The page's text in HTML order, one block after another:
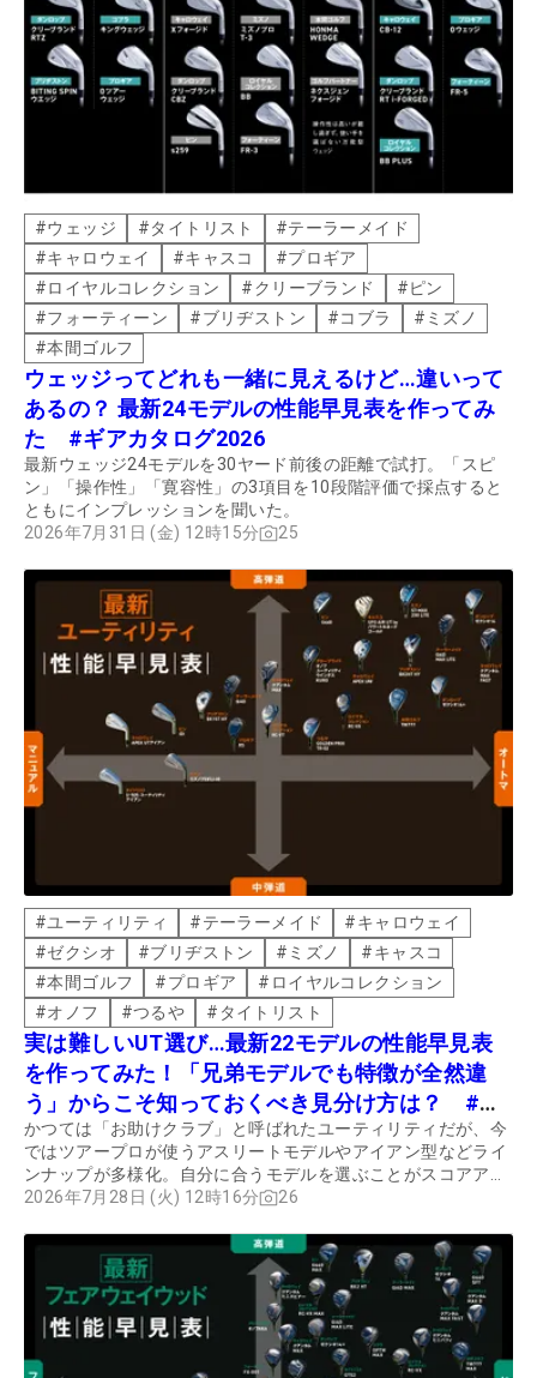
#ウェッジ #タイトリスト #テーラーメイド
#キャロウェイ #キャスコ #プロギア
#ロイヤルコレクション #クリーブランド #ピン
#フォーティーン #ブリヂストン #コブラ # ミズノ
#本間ゴルフ
ウェッジってどれも一緒に見えるけど…違いって
あるの？ 最新24モデルの性能早見表を作ってみ
た #ギアカタログ2026
最新ウェッジ24モデルを30ヤード前後の距離で試打。「スピ
ン」「操作性」「寛容性」の3項目を10段階評価で採点すると
ともにインプレッションを聞いた。
2026年7月31日 (金) 12時15分
25
#ユーティリティ #テーラーメイド #キャロウェイ
#ゼクシオ #ブリヂストン # ミズノ #キャスコ
#本間ゴルフ #プロギア # ロイヤルコレクション
#オノフ #つるや # タイトリスト
実は難しいUT選び…最新22モデルの性能早見表
を作ってみた！「兄弟モデルでも特徴が全然違
う」からこそ知っておくべき見分け方は？ #ギ
アカタログ2026
かつては「お助けクラブ」と呼ばれたユーティリティだが、今
ではツアープロが使うアスリートモデルやアイアン型などライ
ンナップが多様化。自分に合うモデルを選ぶことがスコアアッ
プにつながる。
2026年7月28日 (火) 12時16分 26